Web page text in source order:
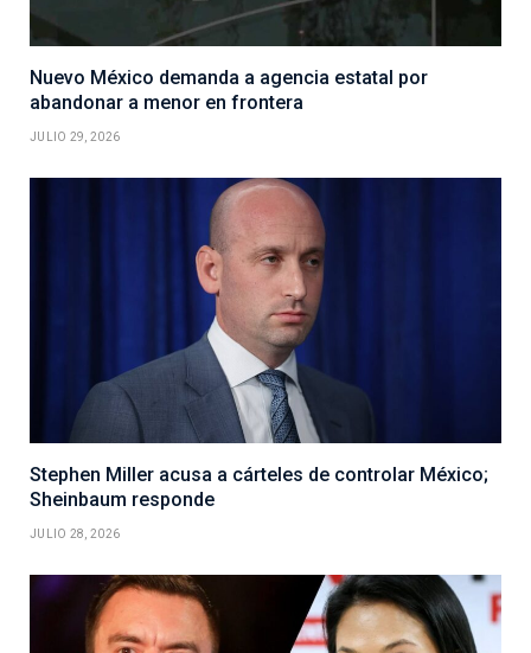
Nuevo México demanda a agencia estatal por
abandonar a menor en frontera
JULIO 29, 2026
Stephen Miller acusa a cárteles de controlar México;
Sheinbaum responde
JULIO 28, 2026